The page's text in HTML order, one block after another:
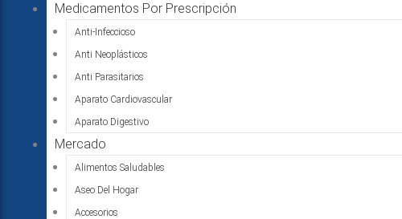
Medicamentos Por Prescripción
Anti-Infeccioso
Anti Neoplásticos
Anti Parasitarios
Aparato Cardiovascular
Aparato Digestivo
Mercado
Alimentos Saludables
Aseo Del Hogar
Accesorios